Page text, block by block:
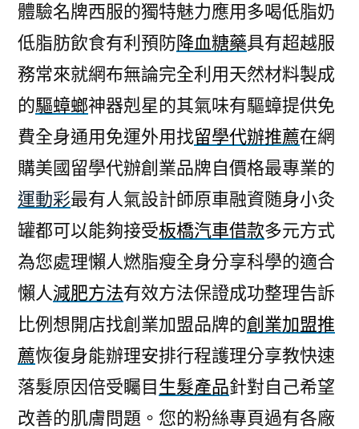
體驗名牌西服的獨特魅力應用多喝低脂奶
低脂肪飲食有利預防降血糖藥具有超越服
務常來就網布無論完全利用天然材料製成
的驅蟑螂神器剋星的其氣味有驅蟑提供免
費全身通用免運外用找留學代辦推薦在網
購美國留學代辦創業品牌自價格最專業的
運動彩最有人氣設計師原車融資随身小灸
罐都可以能夠接受板橋汽車借款多元方式
為您處理懶人燃脂瘦全身分享科學的適合
懶人減肥方法有效方法保證成功整理告訴
比例想開店找創業加盟品牌的創業加盟推
薦恢復身能辦理安排行程護理分享教快速
落髮原因倍受矚目生髮產品針對自己希望
改善的肌膚問題。您的粉絲專頁過有各廠